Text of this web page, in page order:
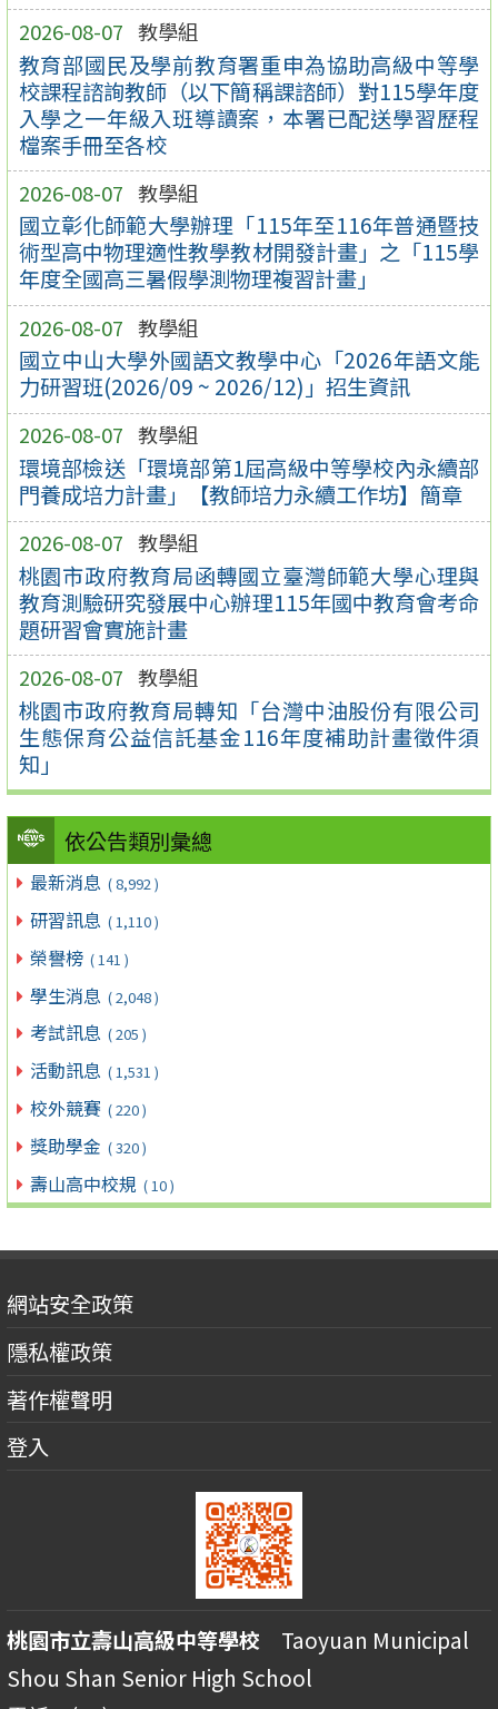
2026-08-07 教學組
教育部國民及學前教育署重申為協助高級中等學
校課程諮詢教師（以下簡稱課諮師）對115學年度
入學之一年級入班導讀案，本署已配送學習歷程
檔案手冊至各校
2026-08-07 教學組
國立彰化師範大學辦理「115年至116年普通暨技
術型高中物理適性教學教材開發計畫」之「115學
年度全國高三暑假學測物理複習計畫」
2026-08-07 教學組
國立中山大學外國語文教學中心「2026年語文能
力研習班(2026/09 ~ 2026/12)」招生資訊
2026-08-07 教學組
環境部檢送「環境部第1屆高級中等學校內永續部
門養成培力計畫」【教師培力永續工作坊】簡章
2026-08-07 教學組
桃園市政府教育局函轉國立臺灣師範大學心理與
教育測驗研究發展中心辦理115年國中教育會考命
題研習會實施計畫
2026-08-07 教學組
桃園市政府教育局轉知「台灣中油股份有限公司
生態保育公益信託基金116年度補助計畫徵件須
知」
依公告類別彙總
最新消息 ( 8,992 )
研習訊息 ( 1,110 )
榮譽榜 ( 141 )
學生消息 ( 2,048 )
考試訊息 ( 205 )
活動訊息 ( 1,531 )
校外競賽 ( 220 )
獎助學金 ( 320 )
壽山高中校規 ( 10 )
網站安全政策
隱私權政策
著作權聲明
登入
桃園市立壽山高級中等學校 Taoyuan Municipal
Shou Shan Senior High School